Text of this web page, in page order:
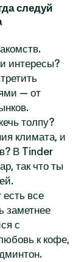
следуй
интересы?
— от
толпу?
климата, и
В Tinder
так что ты
все
заметнее
с
к кофе,